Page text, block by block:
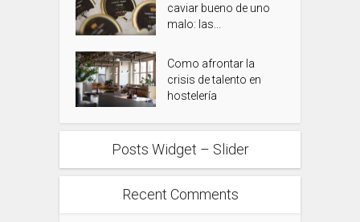
caviar bueno de uno
malo: las...
Como afrontar la
crisis de talento en
hostelería
Posts Widget – Slider
Recent Comments